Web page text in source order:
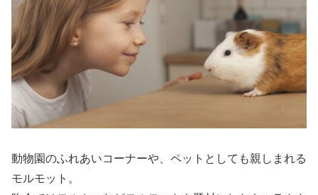
動物園のふれあいコーナーや、ペットとしても親しまれる
モルモット。